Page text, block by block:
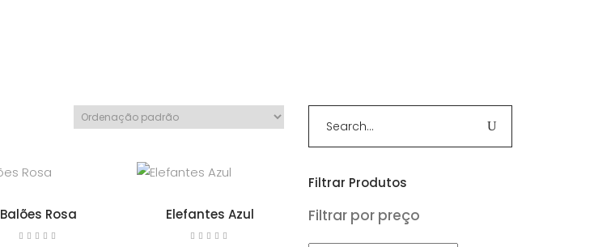
Balões Rosa Elefantes Azul
Filtrar Produtos
Filtrar por preço